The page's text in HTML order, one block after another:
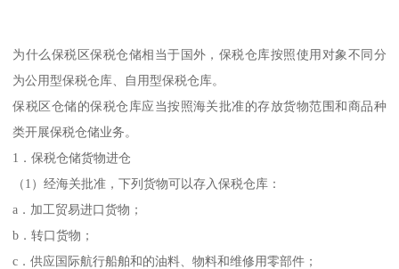
为什么保税区保税仓储相当于国外，保税仓库按照使用对象不同分
为公用型保税仓库、自用型保税仓库。
保税区仓储的保税仓库应当按照海关批准的存放货物范围和商品种
类开展保税仓储业务。
1．保税仓储货物进仓
（1）经海关批准，下列货物可以存入保税仓库：
a．加工贸易进口货物；
b．转口货物；
c．供应国际航行船舶和的油料、物料和维修用零部件；